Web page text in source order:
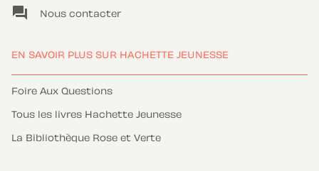
question_answer Nous contacter
EN SAVOIR PLUS SUR HACHETTE JEUNESSE
Foire Aux Questions
Tous les livres Hachette Jeunesse
La Bibliothèque Rose et Verte